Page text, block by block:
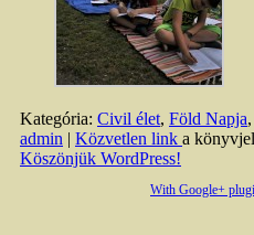
Kategória: Civil élet, Föld Napja,
admin
Közvetlen link a
Köszönjük WordPress!
With Google+